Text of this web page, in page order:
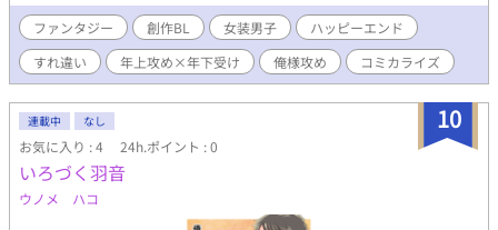
ファンタジー 創作BL 女装男子
ハッピーエンド
すれ違い
年上攻め×年下受け 俺様攻め コミカライズ
10
連載中 なし
お気に入り : 4 24h.ポイント : 0
いろづく羽音
ウノメ ハコ